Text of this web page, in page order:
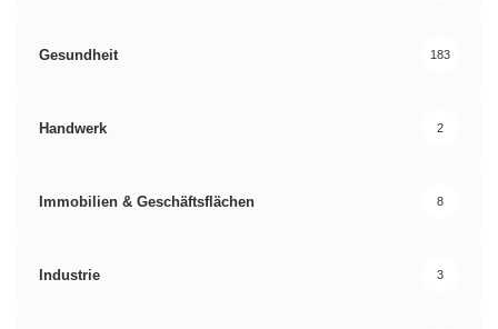
Gesundheit 183
Handwerk 2
Immobilien & Geschäftsflächen 8
Industrie 3